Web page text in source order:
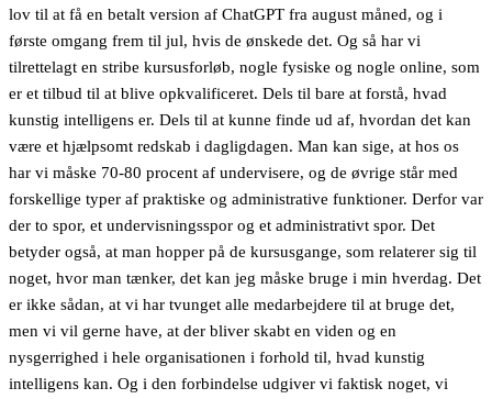
lov til at få en betalt version af ChatGPT fra august måned, og i
første omgang frem til jul, hvis de ønskede det. Og så har vi
tilrettelagt en stribe kursusforløb, nogle fysiske og nogle online, som
er et tilbud til at blive opkvalificeret. Dels til bare at forstå, hvad
kunstig intelligens er. Dels til at kunne finde ud af, hvordan det kan
være et hjælpsomt redskab i dagligdagen. Man kan sige, at hos os
har vi måske 70-80 procent af undervisere, og de øvrige står med
forskellige typer af praktiske og administrative funktioner. Derfor var
der to spor, et undervisningsspor og et administrativt spor. Det
betyder også, at man hopper på de kursusgange, som relaterer sig til
noget, hvor man tænker, det kan jeg måske bruge i min hverdag. Det
er ikke sådan, at vi har tvunget alle medarbejdere til at bruge det,
men vi vil gerne have, at der bliver skabt en viden og en
nysgerrighed i hele organisationen i forhold til, hvad kunstig
intelligens kan. Og i den forbindelse udgiver vi faktisk noget, vi